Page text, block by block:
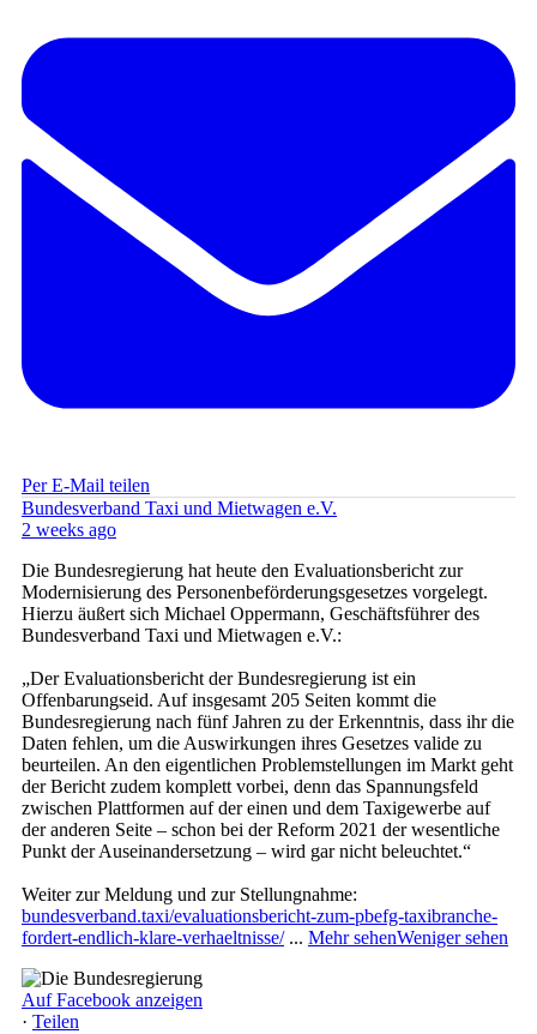
Per E-Mail teilen
Bundesverband Taxi und Mietwagen e.V.
2 weeks ago
Die Bundesregierung hat heute den Evaluationsbericht zur
Modernisierung des Personenbeförderungsgesetzes vorgelegt.
Hierzu äußert sich Michael Oppermann, Geschäftsführer des
Bundesverband Taxi und Mietwagen e.V.:
„Der Evaluationsbericht der Bundesregierung ist ein
Offenbarungseid. Auf insgesamt 205 Seiten kommt die
Bundesregierung nach fünf Jahren zu der Erkenntnis, dass ihr die
Daten fehlen, um die Auswirkungen ihres Gesetzes valide zu
beurteilen. An den eigentlichen Problemstellungen im Markt geht
der Bericht zudem komplett vorbei, denn das Spannungsfeld
zwischen Plattformen auf der einen und dem Taxigewerbe auf
der anderen Seite – schon bei der Reform 2021 der wesentliche
Punkt der Auseinandersetzung – wird gar nicht beleuchtet.“
Weiter zur Meldung und zur Stellungnahme:
bundesverband.taxi/evaluationsbericht-zum-pbefg-taxibranche-
fordert-endlich-klare-verhaeltnisse/ ... Mehr sehenWeniger sehen
Auf Facebook anzeigen
· Teilen